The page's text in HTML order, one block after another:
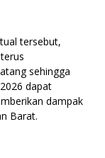
tersebut,
sehingga
dapat
dampak
Barat.